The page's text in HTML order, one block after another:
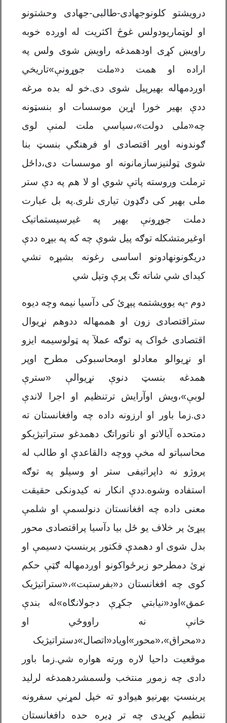
درویشتو کلونوجهادی-طالبی-جهادی وحشتونو
او لوټماریودولس غوڅ اکثریت له اوږده خوبه
راویښ کړی اودهمدغه راویښ شوی ولس په
اراده او همت د«ملت جوړونې»تاریخي
اوږدمهاله بهیرپیل شوی دی.خو له بده مرغه
ددې بهیر خورا اړین موسسات او بنسټونه
چه«ملی دولت»،سیاسي ملت لمنې لوی
ګوندونه اوپر اقتصادی او فرهنګي بنسټ بنا
شوی ټولنیزسازمانونه او موسسات دی،داځل
ترملت وروسته پاتې شوي او لا هم په دې ستر
ملی بهیر کی دګډون تیاری نلری.په بل عبارت
دملت جوړونې بهیر په غیرسیستماتیک
اوغیرمتشکله توګه پیل شوې چه که په بېړه ددې
دریګونونهادونو اساسی رغونه بشپړه نشي
کیدای شي شاته تګ پرې وتپل شي
دوم -په یوویشتمه پېړئ کی دآسیا نیمه وچه دیوه
ستراقتصادی زون او هممهاله ددوهم نړیوال
اقتصادی ځواک په توګه عملآ په ټولوسیمه ایزو
او نړیوالو معادلو اومحاسبوکی مطرح اوپر
همدغه بنسټ دنوې نړیوالې «سترې
لوبې»،ویش اوآرایش ترتنظیم او اجرا لاندې
دی.زما باور او ارزونه داده چه وافغانستان ته
دمتحده آیالاتو او ناتوراتګ دهمدغو ستراتیژیکو
محاسباتو له مخې ووچه دالقاعدې او طالب له
پروژو نه داپراتیفی ستر او وسیلو په توګه
استفاده وشوه.ددې انکار نه کیدونکی حقیقت
معنی داده چه افغانستان دنولسمې او شلمې
پیړئ پر خلاف یو ځل بیا دآسیا پراقتصادی محور
بدل شوی او دهمدې فکتور پربنسټ دسیمې او
نړئ دمطرحو زبرځواکونو اوږدمهاله ګټې حکم
کوی چه افغانستان د«بفرستېت»،«ستراتیژیک
عمق»اود«نیابتي جکړې دجولانګاه»له بندې
خانې نه راووځي او
د«محراق»،«محور»اویاد«اتصال»دستراتیژیک
موقعیت داحیا لاره ورته هواره شي.زما باور
دادی چه زموږ منتخب ولسمشردهمدغه لرلید
پربنسټ بهرنیو هیوادو ته خپل لمړني سفرونه
تنطیم کړیدی چه تر ډیره حده دافغانستان